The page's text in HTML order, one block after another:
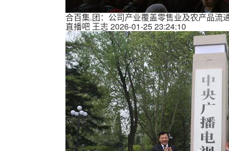
合百集.团：公司产业覆盖零售业及农产品流
直播吧 王志2026-01-25 23:24:10